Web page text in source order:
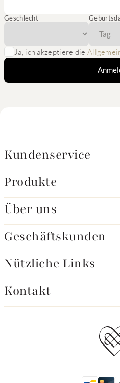
Geschlecht
Ja, ich akzeptiere die
Kundenservice
Produkte
Über uns
Geschäftskunden
Nützliche Links
Kontakt